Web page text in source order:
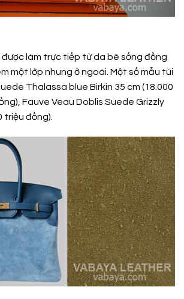
làm trực tiếp từ da bê sống đồng
một lớp nhung ở ngoài. Một số mẫu túi
Thalassa blue Birkin 35 cm (18.000
Fauve Veau Doblis Suede Grizzly
triệu đồng).